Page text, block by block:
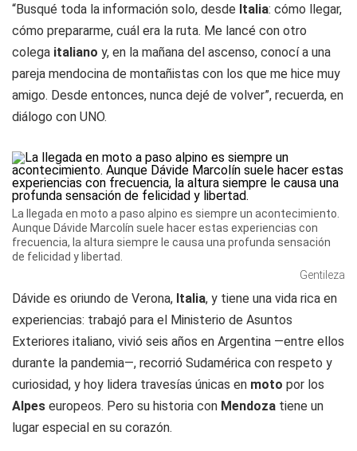
“Busqué toda la información solo, desde Italia: cómo llegar,
cómo prepararme, cuál era la ruta. Me lancé con otro
colega italiano y, en la mañana del ascenso, conocí a una
pareja mendocina de montañistas con los que me hice muy
amigo. Desde entonces, nunca dejé de volver”, recuerda, en
diálogo con UNO.
La llegada en moto a paso alpino es siempre un acontecimiento.
Aunque Dávide Marcolín suele hacer estas experiencias con
frecuencia, la altura siempre le causa una profunda sensación
de felicidad y libertad.
Gentileza
Dávide es oriundo de Verona, Italia, y tiene una vida rica en
experiencias: trabajó para el Ministerio de Asuntos
Exteriores italiano, vivió seis años en Argentina —entre ellos
durante la pandemia—, recorrió Sudamérica con respeto y
curiosidad, y hoy lidera travesías únicas en moto por los
Alpes europeos. Pero su historia con Mendoza tiene un
lugar especial en su corazón.